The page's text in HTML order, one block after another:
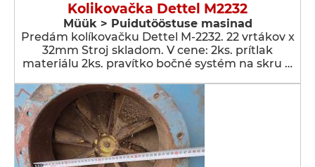
Kolikovačka Dettel M2232
Müük > Puidutööstuse masinad
Predám kolíkovačku Dettel M-2232. 22 vrtákov x
32mm Stroj skladom. V cene: 2ks. prítlak
materiálu 2ks. pravítko bočné systém na skru …